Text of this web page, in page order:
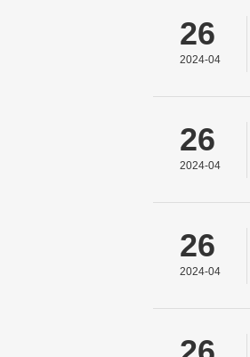
26
2024-04
26
2024-04
26
2024-04